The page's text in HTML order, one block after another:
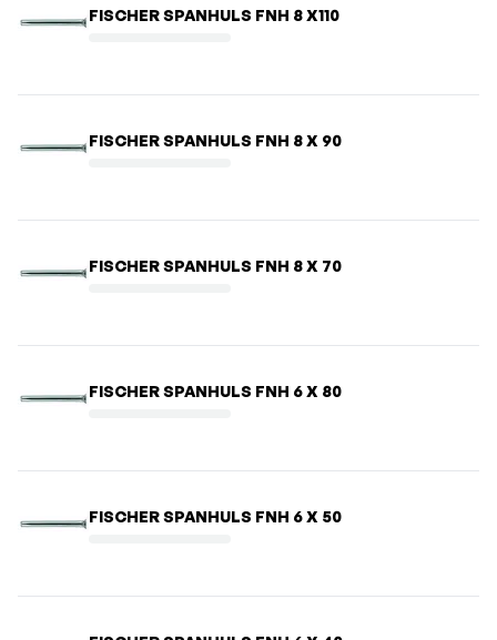
FISCHER SPANHULS FNH 8 X110
FISCHER SPANHULS FNH 8 X 90
FISCHER SPANHULS FNH 8 X 70
FISCHER SPANHULS FNH 6 X 80
FISCHER SPANHULS FNH 6 X 50